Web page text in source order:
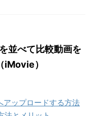
並べて比較動画を
iMovie）
アップロードする方法